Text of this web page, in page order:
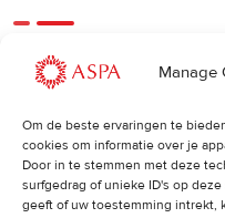
Manage
Om de beste ervaringen te
cookies om informatie over je
Door in te stemmen met deze
surfgedrag of unieke ID's op
geeft of uw toestemming intrekt,
Een eerdere of latere
Cancellations:
Indien u een afspraak